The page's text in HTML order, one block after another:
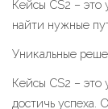
Кейсы CS2 – это
найти нужные
Уникальные
Кейсы CS2 – это
достичь успеха.